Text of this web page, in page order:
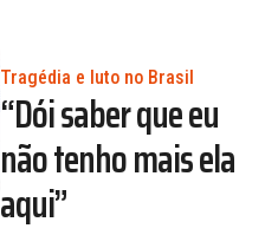
Tragédia e luto no Brasil
“Dói saber que eu
não tenho mais ela
aqui”